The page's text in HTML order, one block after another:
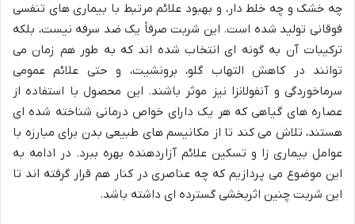
چه خشک و چه خلط دار، و بهبود علائم مرتبط با بیماری های تنفسی
فوقانی تولید شده است. این شربت صرفاً یک ضد سرفه نیست، بلکه
ترکیبات آن به گونه ای انتخاب شده اند که به طور هم زمان می
توانند در کاهش التهاب گلو، برونشیت، و حتی علائم عمومی
سرماخوردگی و آنفولانزا نیز موثر باشند. این محصول با استفاده از
عصاره های گیاهی که هر یک دارای خواص درمانی شناخته شده ای
هستند، تلاش می کند تا از مکانیسم های طبیعی بدن برای مبارزه با
عوامل بیماری زا و تسکین علائم آزاردهنده بهره ببرد. در ادامه به
این موضوع می پردازیم که چه عناصری در کنار هم قرار گرفته اند تا
این شربت چنین اثربخشی گسترده ای داشته باشد.